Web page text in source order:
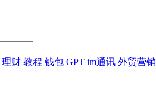
理财 教程 钱包 GPT im通讯 外贸营销